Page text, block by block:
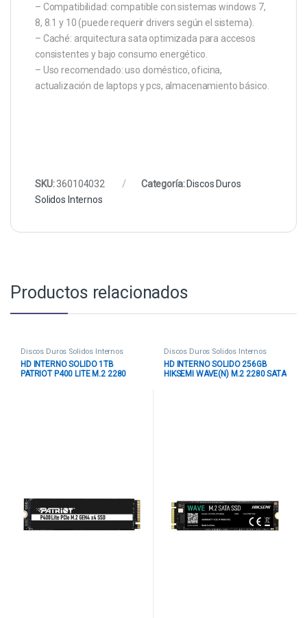
– Compatibilidad: compatible con sistemas windows 7,
8, 8.1 y 10 (puede requerir drivers según el sistema).
– Caché: arquitectura sata optimizada para accesos
consistentes y bajo consumo energético.
– Uso recomendado: uso doméstico, oficina,
actualización de laptops y pcs, almacenamiento básico.
SKU:360104032 Categoría: Discos Duros
Solidos Internos
Productos relacionados
Discos Duros Solidos Internos
HD INTERNO SOLIDO 1TB
PATRIOT P400 LITE M.2 2280
Discos Duros Solidos Internos
HD INTERNO SOLIDO 256GB
HIKSEMI WAVE(N) M.2 2280 SATA